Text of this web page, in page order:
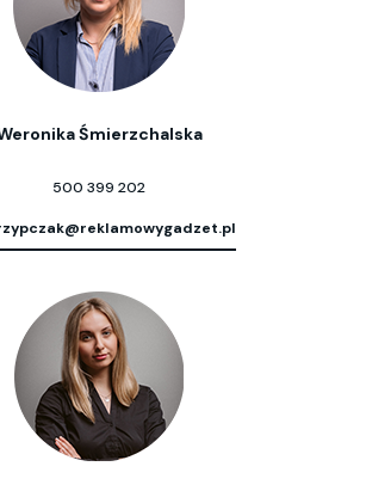
Śmierzchalska
500 399 202